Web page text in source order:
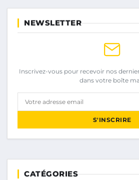
NEWSLETTER
Inscrivez-vous pour recevoir nos
dans votre boîte
Votre adresse email
S'INSCRIRE
CATÉGORIES